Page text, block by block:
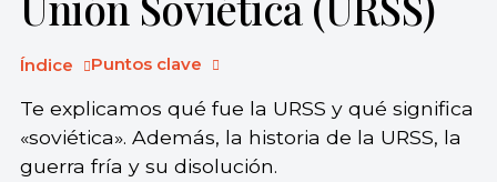
reservados.
Índice Puntos clave
Te explicamos qué fue la URSS y qué significa
«soviética». Además, la historia de la URSS, la
guerra fría y su disolución.